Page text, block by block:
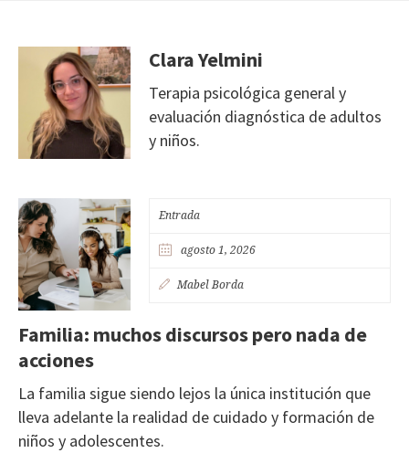
Clara Yelmini
Terapia psicológica general y
evaluación diagnóstica de adultos
y niños.
Entrada
agosto 1, 2026
Mabel Borda
Familia: muchos discursos pero nada de
acciones
La familia sigue siendo lejos la única institución que
lleva adelante la realidad de cuidado y formación de
niños y adolescentes.